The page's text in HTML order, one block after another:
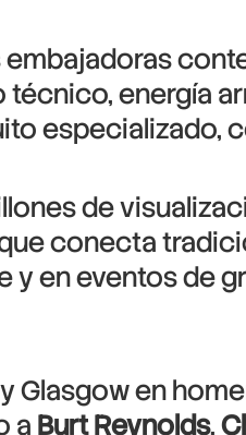
embajadoras
energía
especializado,
de
conecta
en eventos de
Glasgow en
a Burt Reynolds,